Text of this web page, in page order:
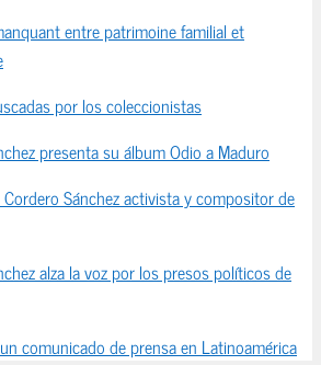
entre patrimoine familial et
por los coleccionistas
presenta su álbum Odio a Maduro
Sánchez activista y compositor de
alza la voz por los presos políticos de
comunicado de prensa en Latinoamérica